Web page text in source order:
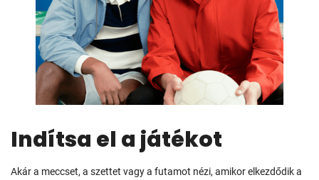
Indítsa el a játékot
Akár a meccset, a szettet vagy a futamot nézi, amikor elkezdődik a